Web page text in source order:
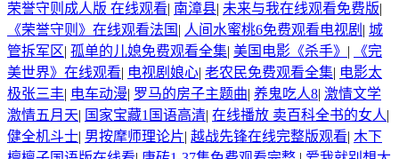
荣誉守则成人版 在线观看| 南漳县| 未来与我在线观看免费版|
《荣誉守则》在线观看法国 | 人间水蜜桃6免费观看电视剧 | 城
管拆军区| 孤单的儿媳免费观看全集| 美国电影《杀手》 |
《完
美世界》在线观看| 电视剧娘心| 老农民免费观看全集| 电影太
极张三丰| 电车动漫| 罗马的房子主题曲| 养鬼吃人8| 激情文学
激情五月天| 国家宝藏1国语高清| 在线播放 卖百科全书的女人|
健全机斗士| 男按摩师理论片| 越战先锋在线完整版观看| 木下